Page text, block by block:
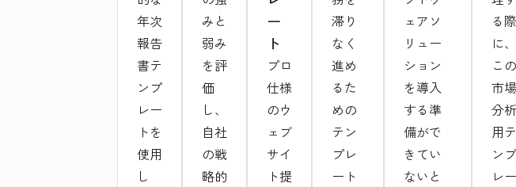
年次
報告
書テ
ンプ
レー
トを
使用
し
みと
弱み
を評
価
し、
自社
の戦
略的
ー
ト
プロ
仕様
のウ
ェブ
サイ
ト提
滞り
なく
進め
るた
めの
テン
プレ
ート
ェアソ
リュー
ション
を導入
する準
備がで
きてい
ないと
る際
に、
この
市場
分析
用テ
ンプ
レー